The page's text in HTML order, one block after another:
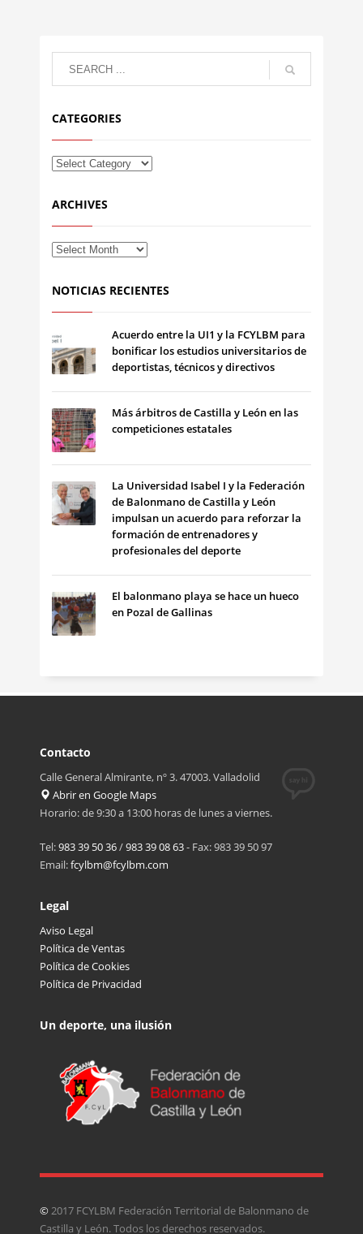
CATEGORIES
ARCHIVES
NOTICIAS RECIENTES
Acuerdo entre la UI1 y la FCYLBM para
bonificar los estudios universitarios de
deportistas, técnicos y directivos
Más árbitros de Castilla y León en las
competiciones estatales
La Universidad Isabel I y la Federación
de Balonmano de Castilla y León
impulsan un acuerdo para reforzar la
formación de entrenadores y
profesionales del deporte
El balonmano playa se hace un hueco
en Pozal de Gallinas
Contacto
Calle General Almirante, nº 3. 47003. Valladolid
Abrir en Google Maps
Horario: de 9:30 a 13:00 horas de lunes a viernes.
Tel:983 39 50 36/983 39 08 63- Fax: 983 39 50 97
Email:fcylbm@fcylbm.com
Legal
Aviso Legal
Política de Ventas
Política de Cookies
Política de Privacidad
Un deporte, una ilusión
©2017 FCYLBM Federación Territorial de Balonmano de
Castilla y León. Todos los derechos reservados.